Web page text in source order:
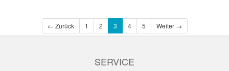
← Zurück 1 2 3 4 5 Weiter →
SERVICE